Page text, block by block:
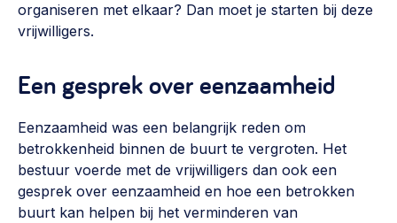
organiseren met elkaar? Dan moet je starten bij deze
vrijwilligers.
Een gesprek over eenzaamheid
Eenzaamheid was een belangrijk reden om
betrokkenheid binnen de buurt te vergroten. Het
bestuur voerde met de vrijwilligers dan ook een
gesprek over eenzaamheid en hoe een betrokken
buurt kan helpen bij het verminderen van